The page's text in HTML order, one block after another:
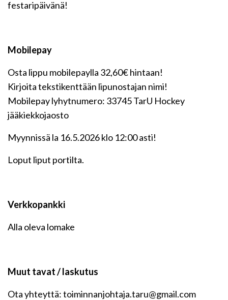
festaripäivänä!
Mobilepay
Osta lippu mobilepaylla 32,60€ hintaan!
Kirjoita tekstikenttään lipunostajan nimi!
Mobilepay lyhytnumero: 33745 TarU Hockey
jääkiekkojaosto
Myynnissä la 16.5.2026 klo 12:00 asti!
Loput liput portilta.
Verkkopankki
Alla oleva lomake
Muut tavat / laskutus
Ota yhteyttä: toiminnanjohtaja.taru@gmail.com